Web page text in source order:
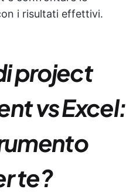
i risultati effettivi.
project
vs Excel:
te?